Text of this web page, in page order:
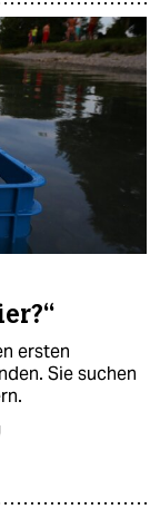
ersten
Sie suchen